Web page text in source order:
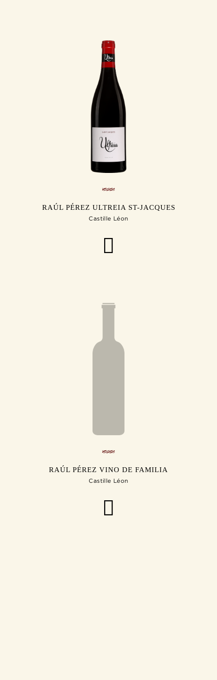
RAÚL PÉREZ ULTREIA ST-JACQUES
Castille Léon
RAÚL PÉREZ VINO DE FAMILIA
Castille Léon